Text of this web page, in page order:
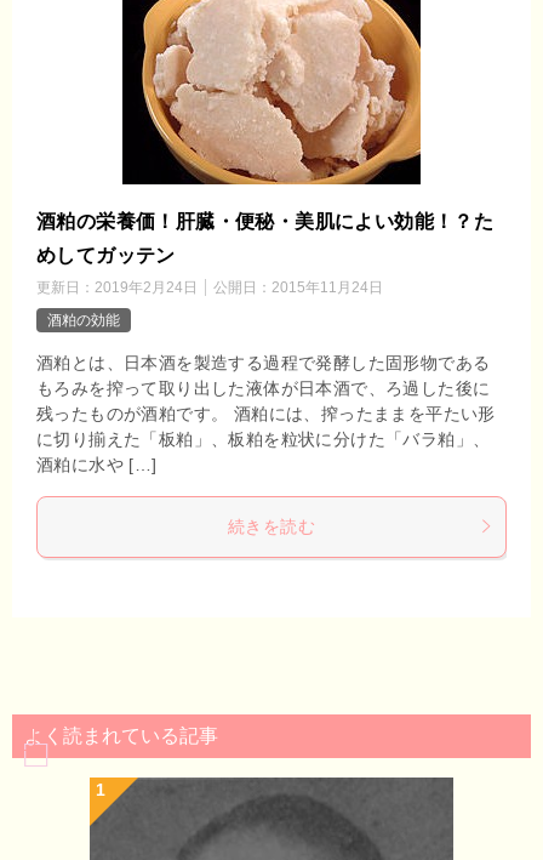
酒粕の栄養価！肝臓・便秘・美肌によい効能！？た
めしてガッテン
更新日： 2019年2月24日 公開日： 2015年11月24日
酒粕の効能
酒粕とは、日本酒を製造する過程で発酵した固形物である
もろみを搾って取り出した液体が日本酒で、ろ過した後に
残ったものが酒粕です。 酒粕には、搾ったままを平たい形
に切り揃えた「板粕」、板粕を粒状に分けた「バラ粕」、
酒粕に水や […]
続きを読む
よく読まれている記事